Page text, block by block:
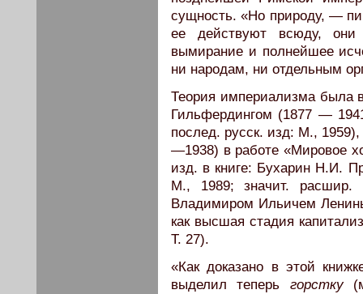
сущность. «Но природу, —
ее действуют всюду,
вымирание и полнейшее
ни народам, ни отдельным
Теория империализма была
Гильфердингом (1877 —
послед. русск. изд: М.,
—1938) в работе «Мировое
изд. в книге: Бухарин Н.И.
М., 1989; значит.
Владимиром Ильичем
как высшая стадия
Т. 27).
«Как доказано в этой
выделил теперь горстку